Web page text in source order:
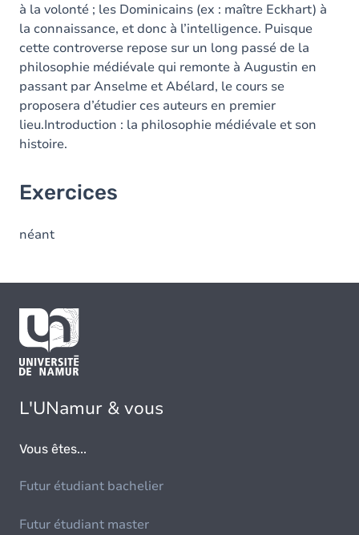
à la volonté ; les Dominicains (ex : maître Eckhart) à
la connaissance, et donc à l’intelligence. Puisque
cette controverse repose sur un long passé de la
philosophie médiévale qui remonte à Augustin en
passant par Anselme et Abélard, le cours se
proposera d’étudier ces auteurs en premier
lieu.Introduction : la philosophie médiévale et son
histoire.
Exercices
néant
L'UNamur & vous
Vous êtes...
Futur étudiant bachelier
Futur étudiant master